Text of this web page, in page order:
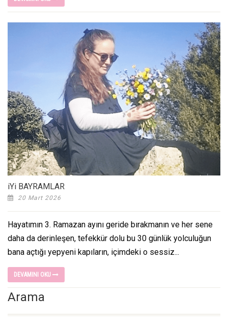
iYi BAYRAMLAR
20 Mart 2026
Hayatımın 3. Ramazan ayını geride bırakmanın ve her sene
daha da derinleşen, tefekkür dolu bu 30 günlük yolculuğun
bana açtığı yepyeni kapıların, içimdeki o sessiz...
DEVAMINI OKU
Arama